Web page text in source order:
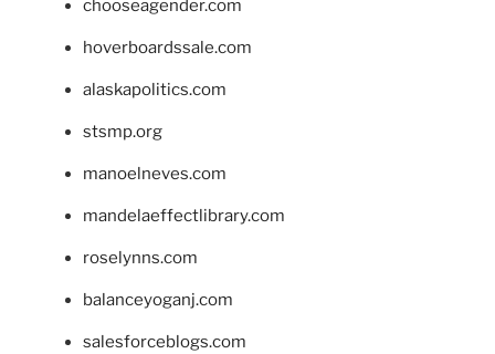
chooseagender.com
hoverboardssale.com
alaskapolitics.com
stsmp.org
manoelneves.com
mandelaeffectlibrary.com
roselynns.com
balanceyoganj.com
salesforceblogs.com